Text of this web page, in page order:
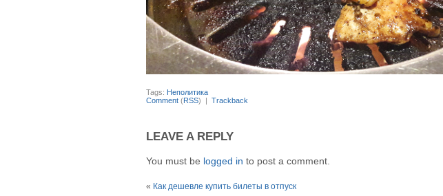
Tags: Неполитика
Comment (RSS) | Trackback
LEAVE A REPLY
You must be logged in to post a comment.
« Как дешевле купить билеты в отпуск